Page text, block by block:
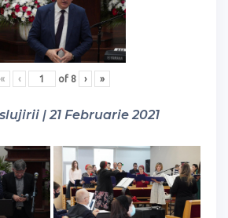
« ‹ of 8 › »
| 21 Februarie 2021